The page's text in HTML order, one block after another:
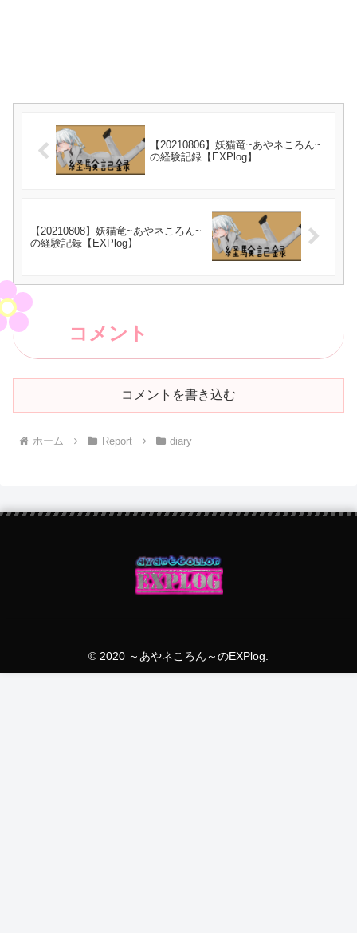
【20210806】妖猫竜~あやネころん~
の経験記録【EXPlog】
【20210808】妖猫竜~あやネころん~
の経験記録【EXPlog】
コメント
コメントを書き込む
ホーム Report diary
© 2020 ～あやネころん～のEXPlog.